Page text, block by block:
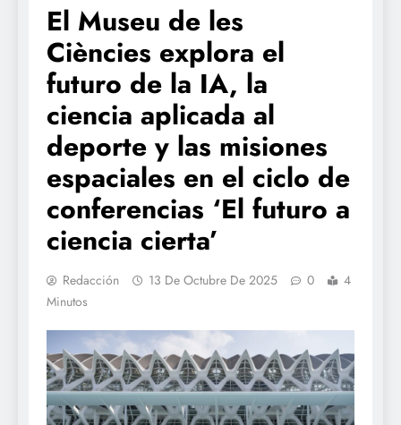
El Museu de les
Ciències explora el
futuro de la IA, la
ciencia aplicada al
deporte y las misiones
espaciales en el ciclo de
conferencias ‘El futuro a
ciencia cierta’
Redacción 13 De Octubre De 2025 0
4
Minutos